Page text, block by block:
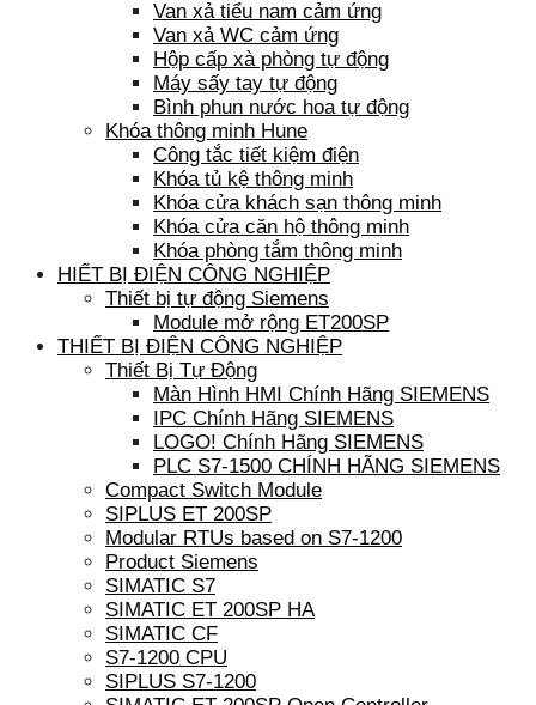
Van xả tiểu nam cảm ứng
Van xả WC cảm ứng
Hộp cấp xà phòng tự động
Máy sấy tay tự động
Bình phun nước hoa tự động
Khóa thông minh Hune
Công tắc tiết kiệm điện
Khóa tủ kệ thông minh
Khóa cửa khách sạn thông minh
Khóa cửa căn hộ thông minh
Khóa phòng tắm thông minh
HIẾT BỊ ĐIỆN CÔNG NGHIỆP
Thiết bị tự động Siemens
Module mở rộng ET200SP
THIẾT BỊ ĐIỆN CÔNG NGHIỆP
Thiết Bị Tự Động
Màn Hình HMI Chính Hãng SIEMENS
IPC Chính Hãng SIEMENS
LOGO! Chính Hãng SIEMENS
PLC S7-1500 CHÍNH HÃNG SIEMENS
Compact Switch Module
SIPLUS ET 200SP
Modular RTUs based on S7-1200
Product Siemens
SIMATIC S7
SIMATIC ET 200SP HA
SIMATIC CF
S7-1200 CPU
SIPLUS S7-1200